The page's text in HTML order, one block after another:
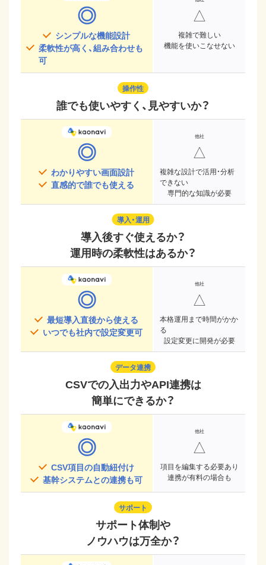
◎
シンプルな機能設計
柔軟性が高く、組み合わせも
可
△
複雑で難しい
機能を使いこなせない
操作性
誰でも使いやすく、見やすいか？
◎
わかりやすい画面設計
直感的で誰でも使える
△
複雑な設計で活用・分析
できない
専門的な知識が必要
導入・運用
導入後すぐ使えるか？
運用時の柔軟性はあるか？
◎
最短導入直後から使える
いつでも社内で設定変更可
△
本格運用まで時間がかか
る
設定変更に開発が必要
データ連携
CSVでの入出力やAPI連携は
簡単にできるか？
◎
CSV項目の自動紐付け
基幹システムとの連携も可
△
項目を編集する必要あり
連携が有料の場合も
サポート
サポート体制や
ノウハウは万全か？